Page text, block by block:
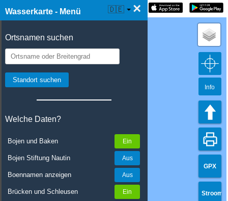
Wasserkarte - Menü ×
Ortsnamen suchen
Welche Daten?
Bojen und Baken
Bojen Stiftung Nautin
Boennamen anzeigen
Brücken und Schleusen
☰ Wasserkarte Live 🇩🇪
GPX
Stroom
Info